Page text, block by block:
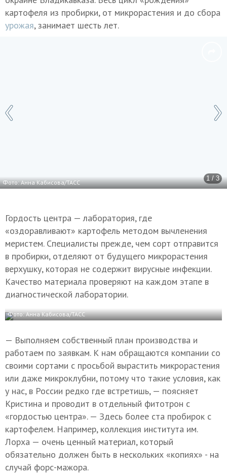
картофеля из пробирки, от микрорастения и до сбора
урожая, занимает шесть лет.
1 / 3
Фото: Анна Кабисова/ТАСС
Гордость центра — лаборатория, где
«оздоравливают» картофель методом вычленения
меристем. Специалисты прежде, чем сорт отправится
в пробирки, отделяют от будущего микрорастения
верхушку, которая не содержит вирусные инфекции.
Качество материала проверяют на каждом этапе в
диагностической лаборатории.
Фото: Анна Кабисова/ТАСС
— Выполняем собственный план производства и
работаем по заявкам. К нам обращаются компании со
своими сортами с просьбой вырастить микрорастения
или даже микроклубни, потому что такие условия, как
у нас, в России редко где встретишь, — поясняет
Кристина и проводит в отдельный фитотрон с
«гордостью центра». — Здесь более ста пробирок с
картофелем. Например, коллекция института им.
Лорха — очень ценный материал, который
обязательно должен быть в нескольких «копиях» - на
случай форс-мажора.